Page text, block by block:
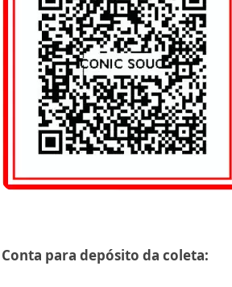
Conta para depósito da coleta: